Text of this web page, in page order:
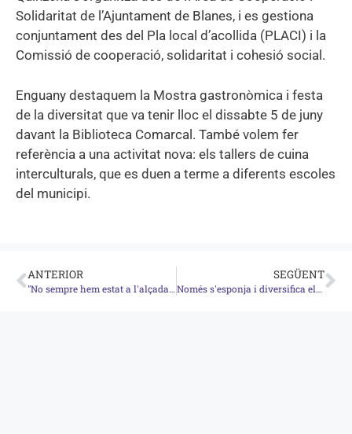
Solidaritat de l’Ajuntament de Blanes, i es gestiona
conjuntament des del Pla local d’acollida (PLACI) i la
Comissió de cooperació, solidaritat i cohesió social.
Enguany destaquem la Mostra gastronòmica i festa
de la diversitat que va tenir lloc el dissabte 5 de juny
davant la Biblioteca Comarcal. També volem fer
referència a una activitat nova: els tallers de cuina
interculturals, que es duen a terme a diferents escoles
del municipi.
ANTERIOR
"No sempre hem estat a l'alçada del que s'espera d'un servei públic”
SEGÜENT
Només s'esponja i diversifica els barris pobres, però mai els rics